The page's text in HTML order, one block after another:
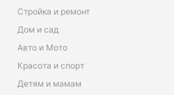
Стройка и ремонт
Дом и сад
Авто и Мото
Красота и спорт
Детям и мамам